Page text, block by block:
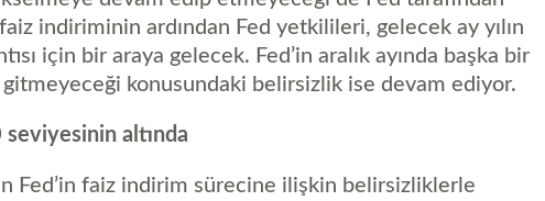
indiriminin ardından Fed yetkilileri, gelecek ay yılın
için bir araya gelecek. Fed’in aralık ayında başka bir
konusundaki belirsizlik ise devam ediyor.
altında
Fed’in faiz indirim sürecine ilişkin belirsizliklerle